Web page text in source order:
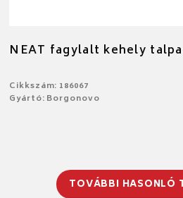
NEAT fagylalt kehely
Cikkszám: 186067
Gyártó: Borgonovo
TOVÁBBI HASONLÓ